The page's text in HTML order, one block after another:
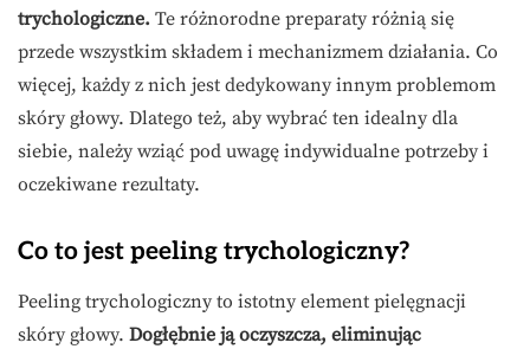
trychologiczne. Te różnorodne preparaty różnią się
przede wszystkim składem i mechanizmem działania. Co
więcej, każdy z nich jest dedykowany innym problemom
skóry głowy. Dlatego też, aby wybrać ten idealny dla
siebie, należy wziąć pod uwagę indywidualne potrzeby i
oczekiwane rezultaty.
Co to jest peeling trychologiczny?
Peeling trychologiczny to istotny element pielęgnacji
skóry głowy. Dogłębnie ją oczyszcza, eliminując